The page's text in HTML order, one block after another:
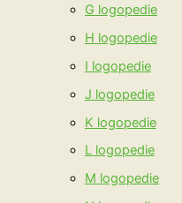
G logopedie
H logopedie
I logopedie
J logopedie
K logopedie
L logopedie
M logopedie